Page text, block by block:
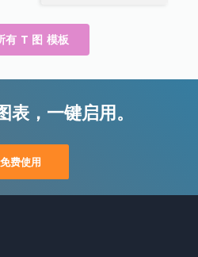
有 T 图 模板
表，一键启用。
免费使用